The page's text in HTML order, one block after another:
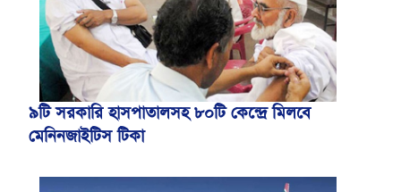
৯টি সরকারি হাসপাতালসহ ৮০টি কেন্দ্রে মিলবে
মেনিনজাইটিস টিকা